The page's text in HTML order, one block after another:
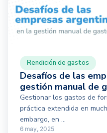
Rendición de gastos
Desafíos de las
gestión manual de
Gestionar los gastos de
práctica extendida en
embargo, en ...
6 may, 2025